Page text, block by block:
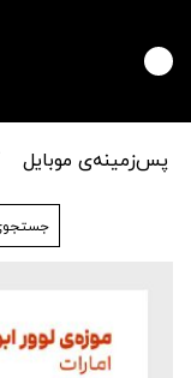
پس‌زمینه‌ی موبایل
جستجو
برای:
دکمه جستجو